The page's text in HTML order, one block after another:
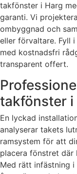
takfönster i Harg
garanti. Vi
ombyggnad och
eller förvaltare. Fyll
med kostnadsfri
transparent offert.
takfönster i
En lyckad
analyserar takets
ramsystem för att
placera fönstret där
Med rätt infästning